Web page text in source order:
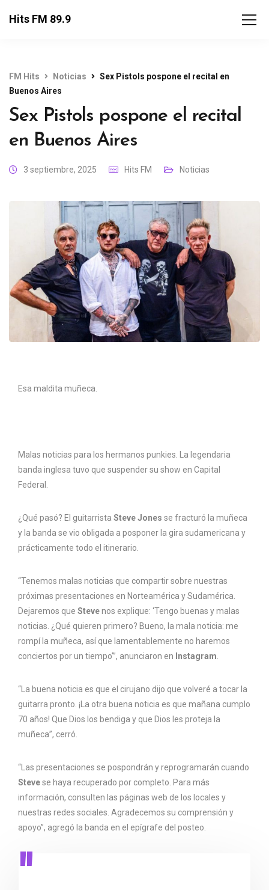
Hits FM 89.9
FM Hits Noticias
Sex Pistols pospone el recital en
Buenos Aires
Sex Pistols pospone el recital
en Buenos Aires
3 septiembre, 2025 Hits FM Noticias
Esa maldita muñeca.
Malas noticias para los hermanos punkies. La legendaria
banda inglesa tuvo que suspender su show en Capital
Federal.
¿Qué pasó? El guitarrista Steve Jones se fracturó la muñeca
y la banda se vio obligada a posponer la gira sudamericana y
prácticamente todo el itinerario.
“Tenemos malas noticias que compartir sobre nuestras
próximas presentaciones en Norteamérica y Sudamérica.
Dejaremos que Stevenos explique: ‘Tengo buenas y malas
noticias. ¿Qué quieren primero? Bueno, la mala noticia: me
rompí la muñeca, así que lamentablemente no haremos
conciertos por un tiempo’”, anunciaron en Instagram
“La buena noticia es que el cirujano dijo que volveré a tocar la
guitarra pronto. ¡La otra buena noticia es que mañana cumplo
70 años! Que Dios los bendiga y que Dios les proteja la
muñeca”, cerró.
“Las presentaciones se pospondrán y reprogramarán cuando
Stevese haya recuperado por completo. Para más
información, consulten las páginas web de los locales y
nuestras redes sociales. Agradecemos su comprensión y
apoyo”, agregó la banda en el epígrafe del posteo.